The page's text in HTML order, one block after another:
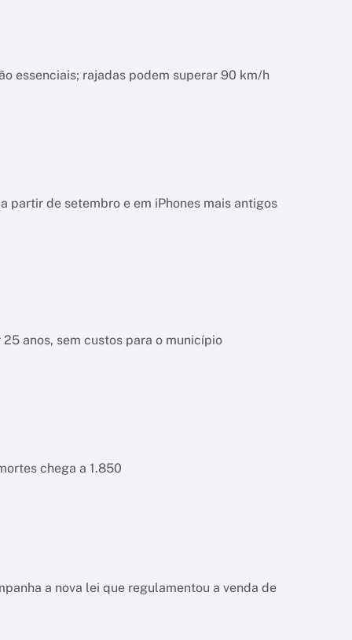
essenciais; rajadas podem superar 90 km/h
partir de setembro e em iPhones mais antigos
anos, sem custos para o município
chega a 1.850
a nova lei que regulamentou a venda de